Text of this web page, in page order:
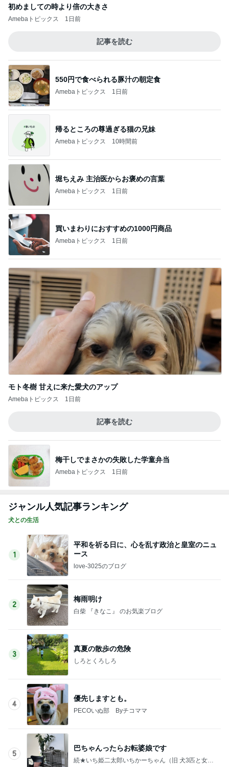
初めましての時より倍の大きさ
Amebaトピックス 1日前
記事を読む
550円で食べられる豚汁の朝定食
Amebaトピックス 1日前
帰るところの尊過ぎる猫の兄妹
Amebaトピックス 10時間前
堀ちえみ 主治医からお褒めの言葉
Amebaトピックス 1日前
買いまわりにおすすめの1000円商品
Amebaトピックス 1日前
モト冬樹 甘えに来た愛犬のアップ
Amebaトピックス 1日前
記事を読む
梅干しでまさかの失敗した学童弁当
Amebaトピックス 1日前
ジャンル人気記事ランキング
犬との生活
1
平和を祈る日に、心を乱す政治と皇室のニュ
ース
love-3025のブログ
2
梅雨明け
白柴 『きなこ』 のお気楽ブログ
3
真夏の散歩の危険
しろとくろしろ
4
優先しますとも。
PECOいぬ部 Byチコママ
5
巴ちゃんったらお転婆娘です
続★いち姫二太郎いちかーちゃん（旧 犬3匹と女一